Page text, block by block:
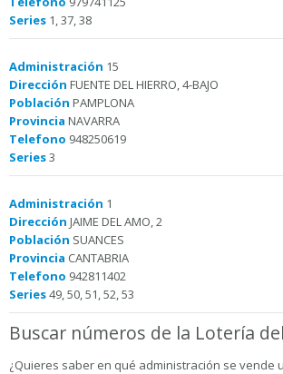
Series 1, 37, 38
Administración 15
Dirección FUENTE DEL HIERRO, 4-BAJO
Población PAMPLONA
Provincia NAVARRA
Telefono 948250619
Series3
Administración 1
Dirección JAIME DEL AMO, 2
Población SUANCES
Provincia CANTABRIA
Telefono 942811402
Series49, 50, 51, 52, 53
Buscar números de la Lotería
¿Quieres saber en qué administración se vende